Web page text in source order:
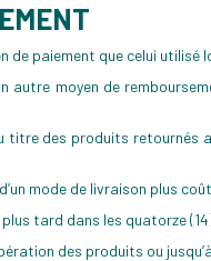
de paiement que celui utilisé
moyen de
des produits retournés
mode de livraison plus
tard dans les quatorze
des produits ou